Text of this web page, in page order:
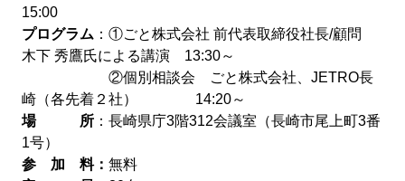
15:00
プログラム ：①ごと株式会社 前代表取締役社長/顧問
木下 秀鷹氏による講演 13:30～
②個別相談会 ごと株式会社、JETRO長
崎（各先着２社） 14:20～
場 所：長崎県庁3階312会議室（長崎市尾上町3番
1号）
参 加 料： 無料